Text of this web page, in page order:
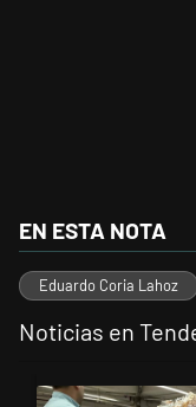
EN ESTA NOTA
Eduardo Coria Lahoz
Noticias en
Un artículo de